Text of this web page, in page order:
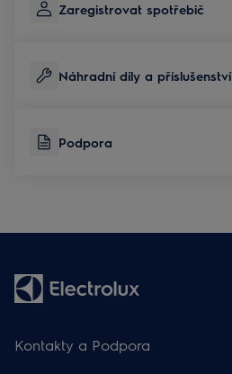
Zaregistrovat spotřebič
Náhradní díly a příslušenství
Podpora
Kontakty a Podpora